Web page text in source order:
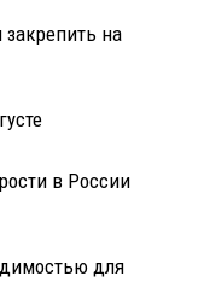
на
в России
для